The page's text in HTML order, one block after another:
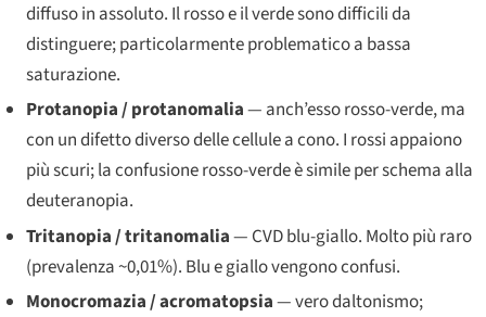
diffuso in assoluto. Il rosso e il verde sono difficili da
distinguere; particolarmente problematico a bassa
saturazione.
Protanopia / protanomalia— anch’esso rosso-verde, ma
con un difetto diverso delle cellule a cono. I rossi appaiono
più scuri; la confusione rosso-verde è simile per schema alla
deuteranopia.
Tritanopia / tritanomalia— CVD blu-giallo. Molto più raro
(prevalenza ~0,01%). Blu e giallo vengono confusi.
Monocromazia / acromatopsia— vero daltonismo;